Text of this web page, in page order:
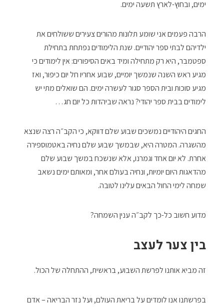
ימים, ובחוץ-לארץ תשעה ימים.
הרבה פעמים אני שומע תלונות מהורים צעירים ששולחים את
ילדיהם לבתי ספר יהודיים. שנת הלימודים נפתחת בתחילת
ספטמבר, היא רק מתחילה ומיד באים הסיפורים: אין לימודים כי
מגיע ראש השנה שנמשך יומיים, שבוע אחריו חל יום כיפור, ואז
מגיע סוכות ובית הספר סגור לעשרה ימים. הם שואלים מתי יש
לימודים בבית ספר יהודי? נראה שביהדות כל יום חג…
החגים היהודיים נמשכים שבוע שלם דווקא, כי הקב״ה רצה שנצא
מהשגרה. המטרה היא, שבמשך שבוע שלם נחיה באטמוספירה
אחרת. לא יום אחד וגמרנו, אלא שנשכח במשך שבוע שלם
מהדאגות היום יומיות, ונחיה בעולם אחר, ומאותם ימים נשאב
שמחה לימי החול הבאים עלינו לטובה.
מדוע חשוב כל-כך לקב״ה ענין השמחה?
בין צער לעצב
זה מביא אותנו לפרשת השבוע, בראשית, ההתחלה של הכול.
בפרשתנו אנו לומדים על בריאת העולם, ועל נזר הבריאה – אדם